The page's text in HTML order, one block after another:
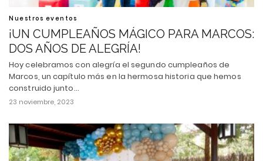
Nuestros eventos
¡UN CUMPLEAÑOS MÁGICO PARA MARCOS:
DOS AÑOS DE ALEGRÍA!
Hoy celebramos con alegría el segundo cumpleaños de
Marcos, un capítulo más en la hermosa historia que hemos
construido junto…
23 noviembre, 2023